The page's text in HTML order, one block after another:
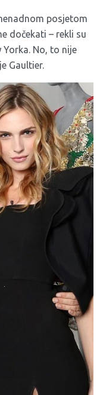
posjetom
dočekati – rekli su
Yorka. No, to nije
Gaultier.